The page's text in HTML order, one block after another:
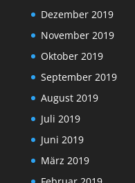
Dezember 2019
November 2019
Oktober 2019
September 2019
August 2019
Juli 2019
Juni 2019
März 2019